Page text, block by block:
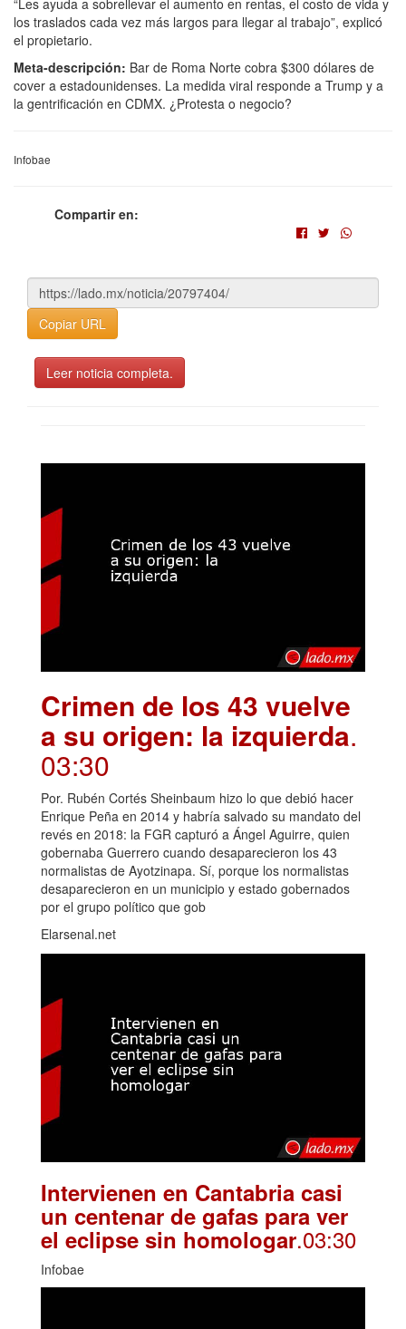
“Les ayuda a sobrellevar el aumento en rentas, el costo de vida y
los traslados cada vez más largos para llegar al trabajo”, explicó
el propietario.
Meta-descripción: Bar de Roma Norte cobra $300 dólares de
cover a estadounidenses. La medida viral responde a Trump y a
la gentrificación en CDMX. ¿Protesta o negocio?
Infobae
Compartir en:
Copiar URL
Leer noticia completa.
Crimen de los 43 vuelve
a su origen: la izquierda.
03:30
Por. Rubén Cortés Sheinbaum hizo lo que debió hacer
Enrique Peña en 2014 y habría salvado su mandato del
revés en 2018: la FGR capturó a Ángel Aguirre, quien
gobernaba Guerrero cuando desaparecieron los 43
normalistas de Ayotzinapa. Sí, porque los normalistas
desaparecieron en un municipio y estado gobernados
por el grupo político que gob
Elarsenal.net
Intervienen en Cantabria casi
un centenar de gafas para ver
el eclipse sin homologar.03:30
Infobae